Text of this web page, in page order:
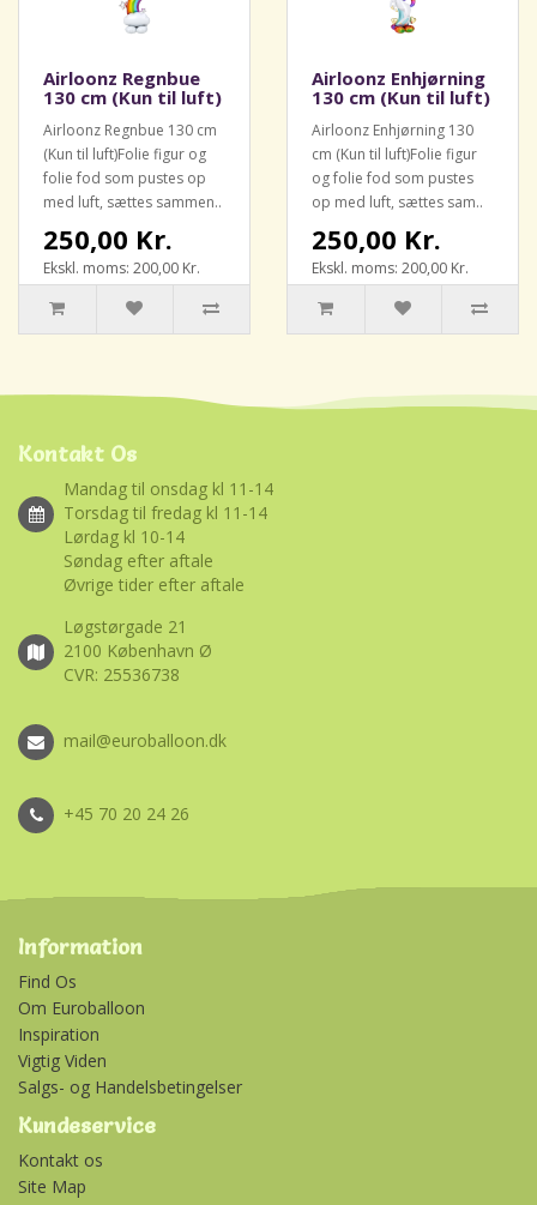
Airloonz Regnbue
130 cm (Kun til luft)
Airloonz Regnbue 130 cm
(Kun til luft)Folie figur og
folie fod som pustes op
med luft, sættes sammen..
250,00 Kr.
Ekskl. moms: 200,00 Kr.
Airloonz Enhjørning
130 cm (Kun til luft)
Airloonz Enhjørning 130
cm (Kun til luft)Folie figur
og folie fod som pustes
op med luft, sættes sam..
250,00 Kr.
Ekskl. moms: 200,00 Kr.
Kontakt Os
Mandag til onsdag kl 11-14
Torsdag til fredag kl 11-14
Lørdag kl 10-14
Søndag efter aftale
Øvrige tider efter aftale
Løgstørgade 21
2100 København Ø
CVR: 25536738
mail@euroballoon.dk
+45 70 20 24 26
Information
Find Os
Om Euroballoon
Inspiration
Vigtig Viden
Salgs- og Handelsbetingelser
Kundeservice
Kontakt os
Site Map